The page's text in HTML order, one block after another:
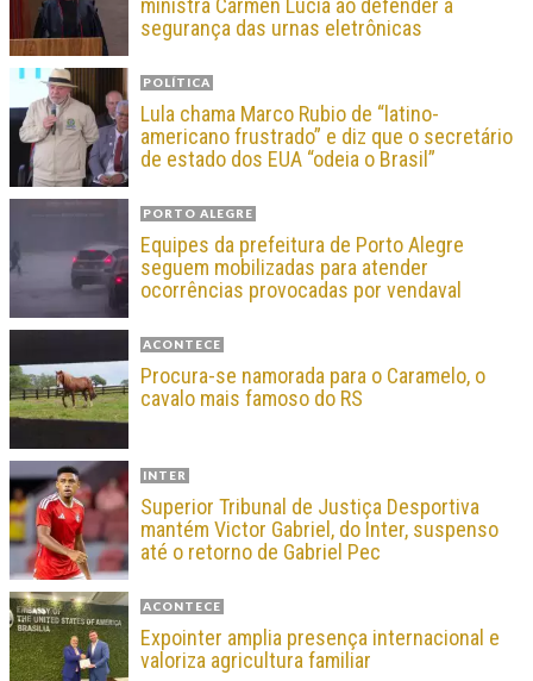
ministra Cármen Lúcia ao defender a
segurança das urnas eletrônicas
POLÍTICA
Lula chama Marco Rubio de “latino-
americano frustrado” e diz que o secretário
de estado dos EUA “odeia o Brasil”
PORTO ALEGRE
Equipes da prefeitura de Porto Alegre
seguem mobilizadas para atender
ocorrências provocadas por vendaval
ACONTECE
Procura-se namorada para o Caramelo, o
cavalo mais famoso do RS
INTER
Superior Tribunal de Justiça Desportiva
mantém Victor Gabriel, do Inter, suspenso
até o retorno de Gabriel Pec
ACONTECE
Expointer amplia presença internacional e
valoriza agricultura familiar